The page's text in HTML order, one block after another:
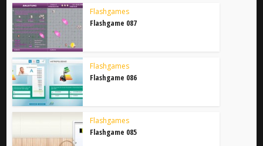
Flashgames
Flashgame 087
Flashgames
Flashgame 086
Flashgames
Flashgame 085